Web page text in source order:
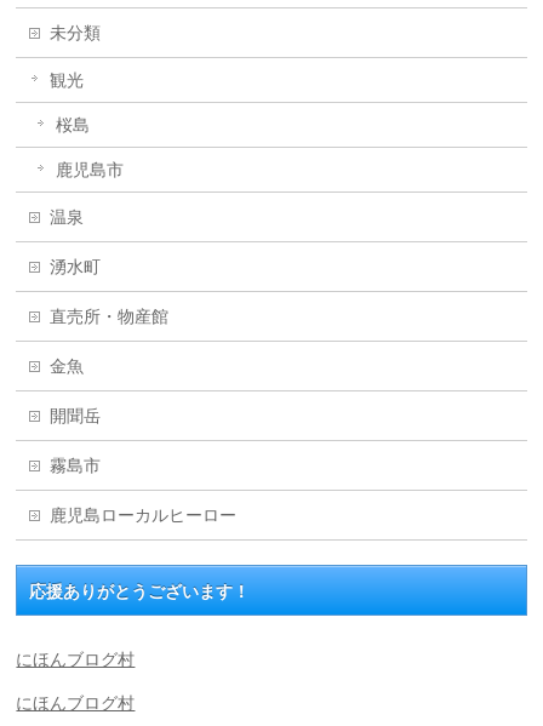
未分類
観光
桜島
鹿児島市
温泉
湧水町
直売所・物産館
金魚
開聞岳
霧島市
鹿児島ローカルヒーロー
応援ありがとうございます！
にほんブログ村
にほんブログ村